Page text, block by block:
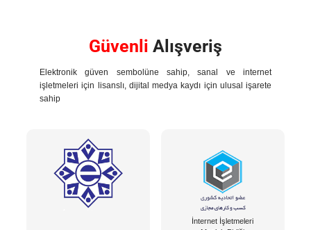
Güvenli Alışveriş
Elektronik güven sembolüne sahip, sanal ve internet
işletmeleri için lisanslı, dijital medya kaydı için ulusal işarete
sahip
İnternet İşletmeleri